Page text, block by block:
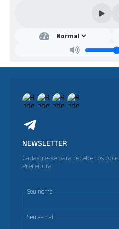
NEWSLETTER
Cadastre-se para receber os
Prefeitura
Seu nome
Seu e-mail